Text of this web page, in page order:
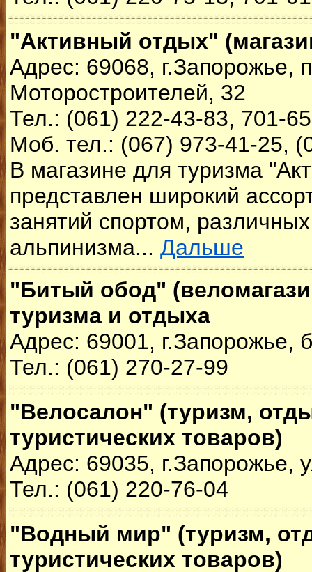
"Активный отдых"
Адрес: 69068, г.Запорожье,
Моторостроителей, 32
Тел.: (061) 222-43-83, 701-
Моб. тел.: (067) 973-41-25,
В магазине для туризма
представлен широкий
занятий спортом,
альпинизма... Дальше
"Битый обод"
туризма и отдыха
Адрес: 69001, г.Запорожье,
Тел.: (061) 270-27-99
"Велосалон" (туризм,
туристических товаров)
Адрес: 69035, г.Запорожье,
Тел.: (061) 220-76-04
"Водный мир" (туризм,
туристических товаров)